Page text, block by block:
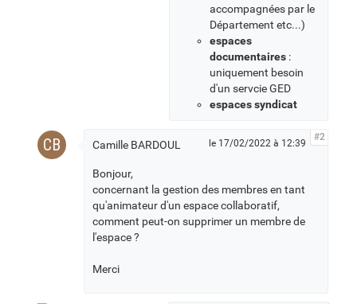
accompagnées par le
Département etc...)
espaces
documentaires :
uniquement besoin
d'un servcie GED
espaces syndicat
CB Camille BARDOUL le 17/02/2022 à 12:39
#2
Bonjour,
concernant la gestion des membres en tant
qu'animateur d'un espace collaboratif,
comment peut-on supprimer un membre de
l'espace ?
Merci